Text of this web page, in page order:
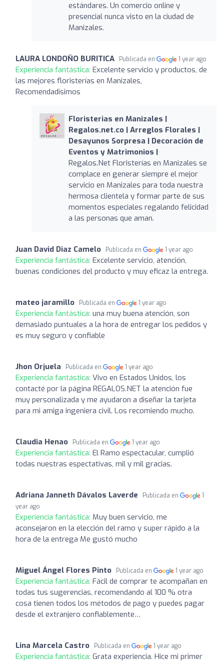
estándares. Un comercio online y
presencial nunca visto en la ciudad de
Manizales.
LAURA LONDOÑO BURITICA Publicada en 1 year ago
Experiencia fantástica: Excelente servicio y productos, de
las mejores floristerías en Manizales,
Recomendadisimos
Floristerias en Manizales |
Regalos.net.co | Arreglos Florales |
Desayunos Sorpresa | Decoración de
Eventos y Matrimonios |
Regalos.Net Floristerías en Manizales se
complace en generar siempre el mejor
servicio en Manizales para toda nuestra
hermosa clientela y formar parte de sus
momentos especiales regalando felicidad
a las personas que aman.
Juan David Diaz Camelo Publicada en 1 year ago
Experiencia fantástica: Excelente servicio, atención,
buenas condiciones del producto y muy eficaz la entrega.
mateo jaramillo Publicada en 1 year ago
Experiencia fantástica: una muy buena atención, son
demasiado puntuales a la hora de entregar los pedidos y
es muy seguro y confiable
Jhon Orjuela Publicada en 1 year ago
Experiencia fantástica: Vivo en Estados Unidos, los
contacté por la página REGALOS.NET la atención fue
muy personalizada y me ayudaron a diseñar la tarjeta
para mi amiga ingeniera civil. Los recomiendo mucho.
Claudia Henao Publicada en 1 year ago
Experiencia fantástica: El Ramo espectacular, cumplió
todas nuestras espectativas, mil y mil gracias.
Adriana Janneth Dávalos Laverde Publicada en
1
year ago
Experiencia fantástica: Muy buen servicio, me
aconsejaron en la elección del ramo y super rápido a la
hora de la entrega Me gustó mucho
Miguel Ángel Flores Pinto Publicada en 1 year ago
Experiencia fantástica: Fácil de comprar te acompañan en
todas tus sugerencias, recomendando al 100 % otra
cosa tienen todos los métodos de pago y puedes pagar
desde el extranjero confiablemente…
Lina Marcela Castro Publicada en 1 year ago
Experiencia fantástica: Grata experiencia. Hice mi primer